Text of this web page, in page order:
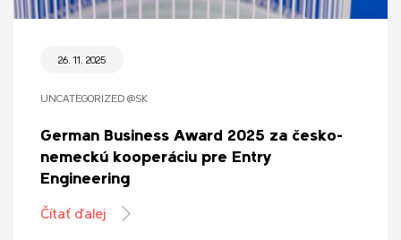
26. 11. 2025
UNCATEGORIZED @SK
German Business Award 2025 za česko-
nemeckú kooperáciu pre Entry
Engineering
Čítať ďalej